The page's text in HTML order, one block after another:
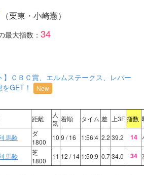
（栗東・小崎憲）
最大指数： 34
ＣＢＣ賞、エルムステークス、レパー
GET！
New
距離
人
気
着順 タイム 差 上3F 指数
馬齢
ダ
1800
10 9 / 16 1:56:4 2.2 39.2 14
馬齢
芝
1800
11 12 / 14 1:50:9 0.734.0 34